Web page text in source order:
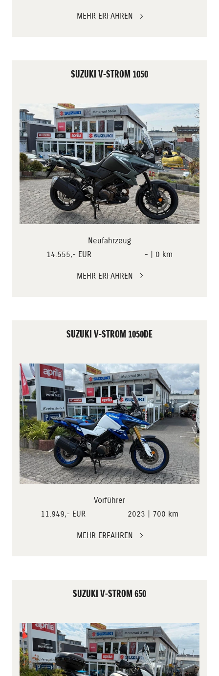
MEHR ERFAHREN
SUZUKI V-STROM 1050
Neufahrzeug
14.555,- EUR
- | 0 km
MEHR ERFAHREN
SUZUKI V-STROM 1050DE
Vorführer
11.949,- EUR
2023 | 700 km
MEHR ERFAHREN
SUZUKI V-STROM 650